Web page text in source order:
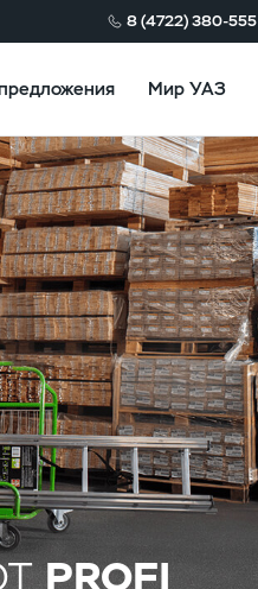
8 (4722) 380-555
Мир УАЗ
PROFI